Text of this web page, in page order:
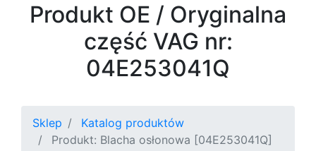
Produkt OE / Oryginalna
część VAG nr:
04E253041Q
Sklep
Katalog produktów
Produkt: Blacha osłonowa [04E253041Q]